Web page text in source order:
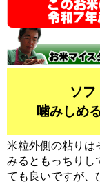
ソフ
噛みしめ
米粒外側の粘りは
みるともっちりし
ても良いですが、